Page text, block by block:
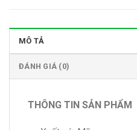
MÔ TẢ
ĐÁNH GIÁ (0)
THÔNG TIN SẢN PHẨM